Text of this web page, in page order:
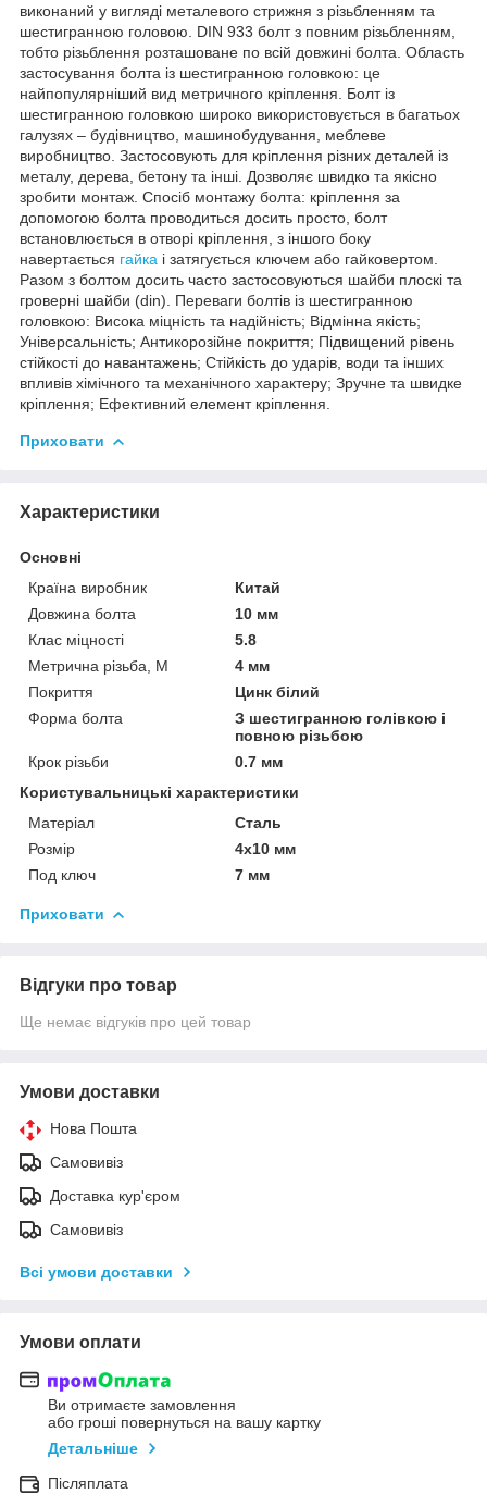
виконаний у вигляді металевого стрижня з різьбленням та
шестигранною головою. DIN 933 болт з повним різьбленням,
тобто різьблення розташоване по всій довжині болта. Область
застосування болта із шестигранною головкою: це
найпопулярніший вид метричного кріплення. Болт із
шестигранною головкою широко використовується в багатьох
галузях – будівництво, машинобудування, меблеве
виробництво. Застосовують для кріплення різних деталей із
металу, дерева, бетону та інші. Дозволяє швидко та якісно
зробити монтаж. Спосіб монтажу болта: кріплення за
допомогою болта проводиться досить просто, болт
встановлюється в отворі кріплення, з іншого боку
навертається гайка і затягується ключем або гайковертом.
Разом з болтом досить часто застосовуються шайби плоскі та
гроверні шайби (din). Переваги болтів із шестигранною
головкою: Висока міцність та надійність; Відмінна якість;
Універсальність; Антикорозійне покриття; Підвищений рівень
стійкості до навантажень; Стійкість до ударів, води та інших
впливів хімічного та механічного характеру; Зручне та швидке
кріплення; Ефективний елемент кріплення.
Приховати
Характеристики
Основні
Країна виробник
Китай
Довжина болта
10 мм
Клас міцності
5.8
Метрична різьба, М
4 мм
Покриття
Цинк білий
Форма болта
З шестигранною голівкою і
повною різьбою
Крок різьби
0.7 мм
Користувальницькі характеристики
Матеріал
Сталь
Розмір
4х10 мм
Под ключ
7 мм
Приховати
Відгуки про товар
Ще немає відгуків про цей товар
Умови доставки
Нова Пошта
Самовивіз
Доставка кур'єром
Самовивіз
Всі умови доставки
Умови оплати
Ви отримаєте замовлення
або гроші повернуться на вашу картку
Детальніше
Післяплата